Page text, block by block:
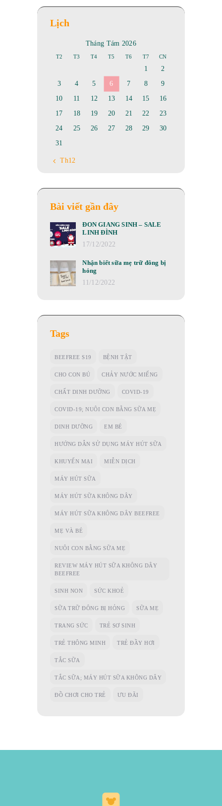
Lịch
Tháng Tám 2026
T2 T3 T4 T5 T6 T7 CN
1
2
3
4 5 6 7 8
9
10
11 12 13 14 15
16
17
18 19 20 21 22
23
24
25 26 27 28 29
30
31
« Th12
Bài viết gần đây
ĐÓN GIÁNG SINH – SALE
LINH ĐÌNH
17/12/2022
Nhận biết sữa mẹ trữ đông bị
hỏng
11/12/2022
Tags
BEEFREE S19 BỆNH TẬT
CHO CON BÚ CHẢY NƯỚC MIẾNG
CHẤT DINH DƯỠNG COVID-19
COVID-19; NUÔI CON BẰNG SỮA MẸ
DINH DƯỠNG EM BÉ
HƯỚNG DẪN SỬ DỤNG MÁY HÚT SỮA
KHUYẾN MẠI MIỄN DỊCH
MÁY HÚT SỮA
MÁY HÚT SỮA KHÔNG DÂY
MÁY HÚT SỮA KHÔNG DÂY BEEFREE
MẸ VÀ BÉ
NUÔI CON BẰNG SỮA MẸ
REVIEW MÁY HÚT SỮA KHÔNG DÂY
BEEFREE
SINH NON SỨC KHOẺ
SỮA TRỮ ĐÔNG BỊ HỎNG SỮA MẸ
TRANG SỨC TRẺ SƠ SINH
TRẺ THÔNG MINH TRẺ ĐẦY HƠI
TẮC SỮA
TẮC SỮA; MÁY HÚT SỮA KHÔNG DÂY
ĐỒ CHƠI CHO TRẺ ƯU ĐÃI